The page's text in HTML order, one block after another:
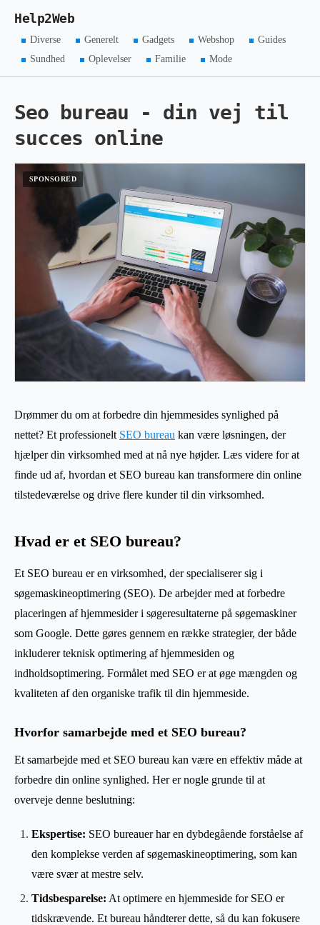
Help2Web
Diverse Generelt Gadgets Webshop
Guides
Sundhed
Oplevelser Familie Mode
Seo bureau - din vej til
succes online
Drømmer du om at forbedre din hjemmesides synlighed på
nettet? Et professionelt SEO bureau kan være løsningen, der
hjælper din virksomhed med at nå nye højder. Læs videre for at
finde ud af, hvordan et SEO bureau kan transformere din online
tilstedeværelse og drive flere kunder til din virksomhed.
Hvad er et SEO bureau?
Et SEO bureau er en virksomhed, der specialiserer sig i
søgemaskineoptimering (SEO). De arbejder med at forbedre
placeringen af hjemmesider i søgeresultaterne på søgemaskiner
som Google. Dette gøres gennem en række strategier, der både
inkluderer teknisk optimering af hjemmesiden og
indholdsoptimering. Formålet med SEO er at øge mængden og
kvaliteten af den organiske trafik til din hjemmeside.
Hvorfor samarbejde med et SEO bureau?
Et samarbejde med et SEO bureau kan være en effektiv måde at
forbedre din online synlighed. Her er nogle grunde til at
overveje denne beslutning:
Ekspertise: SEO bureauer har en dybdegående forståelse af
den komplekse verden af søgemaskineoptimering, som kan
være svær at mestre selv.
Tidsbesparelse: At optimere en hjemmeside for SEO er
tidskrævende. Et bureau håndterer dette, så du kan fokusere